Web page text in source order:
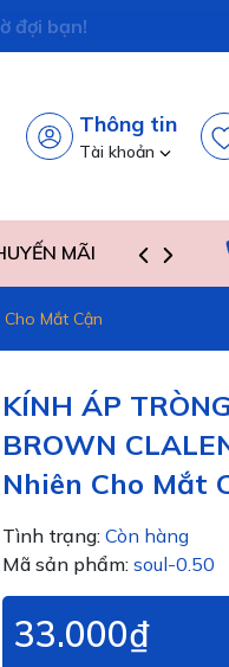
đợi bạn!
Thông tin
Tài khoản
MÃI TIN TỨC
Cho Mắt Cận
KÍNH ÁP
BROWN
Nhiên Cho Mắt
Tình trạng: Còn hàng
Mã sản phẩm: soul-0.50
33.000₫